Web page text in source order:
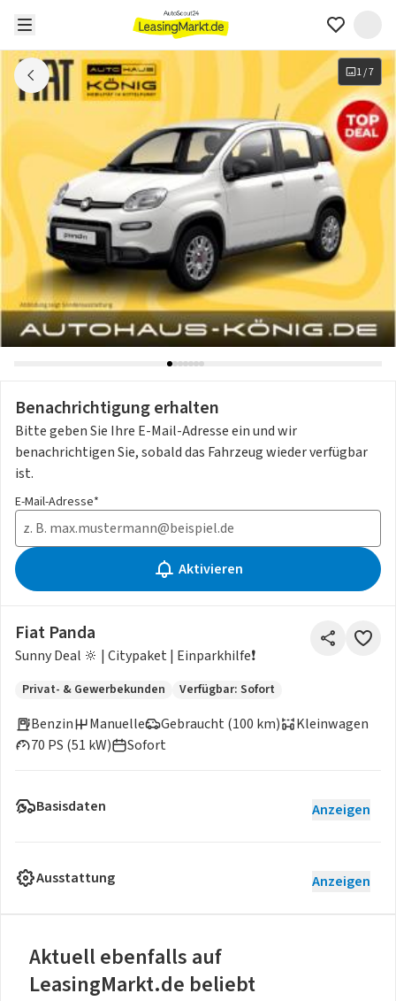
1/7
Benachrichtigung erhalten
Bitte geben Sie Ihre E-Mail-Adresse ein und wir
benachrichtigen Sie, sobald das Fahrzeug wieder verfügbar
ist.
E-Mail-Adresse*
Aktivieren
Fiat Panda
Sunny Deal 🔆 | Citypaket | Einparkhilfe❗️
Privat- & Gewerbekunden Verfügbar: Sofort
Benzin
Gebraucht (100 km)
70 PS (51 kW)
Manuelle
Kleinwagen
Sofort
Basisdaten Anzeigen
Ausstattung Anzeigen
Aktuell ebenfalls auf
LeasingMarkt.de beliebt